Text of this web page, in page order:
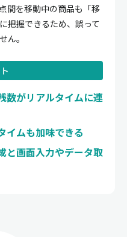
間を移動中の商品も「移
把握できるため、誤って
ん。
数がリアルタイムに連
イムも加味できる
と画面入力やデータ取